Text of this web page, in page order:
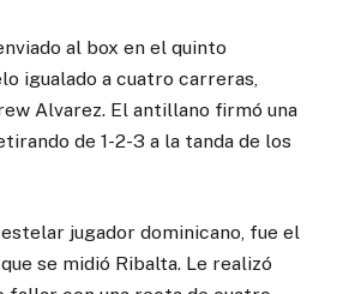
al box en el quinto
igualado a cuatro carreras,
Alvarez. El antillano firmó una
de 1-2-3 a la tanda de los
jugador dominicano, fue el
se midió Ribalta. Le realizó